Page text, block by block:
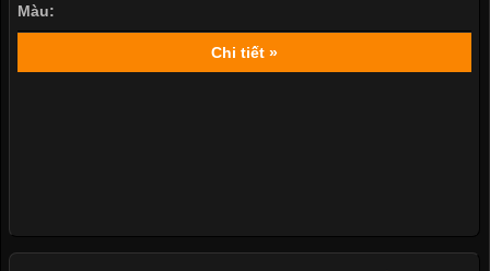
Màu:
Chi tiết »